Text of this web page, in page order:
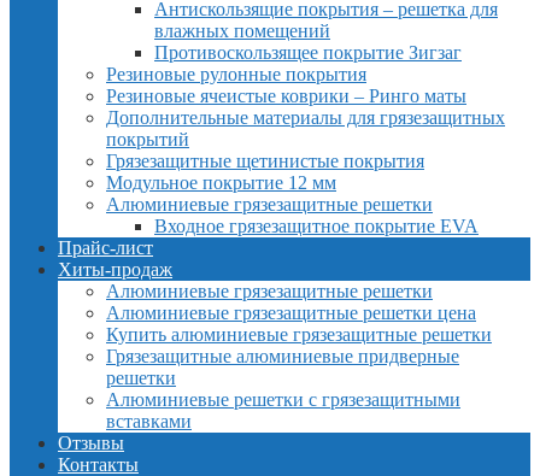
Антискользящие покрытия – решетка для
влажных помещений
Противоскользящее покрытие Зигзаг
Резиновые рулонные покрытия
Резиновые ячеистые коврики – Ринго маты
Дополнительные материалы для грязезащитных
покрытий
Грязезащитные щетинистые покрытия
Модульное покрытие 12 мм
Алюминиевые грязезащитные решетки
Входное грязезащитное покрытие EVA
Прайс-лист
Хиты-продаж
Алюминиевые грязезащитные решетки
Алюминиевые грязезащитные решетки цена
Купить алюминиевые грязезащитные решетки
Грязезащитные алюминиевые придверные
решетки
Алюминиевые решетки с грязезащитными
вставками
Отзывы
Контакты